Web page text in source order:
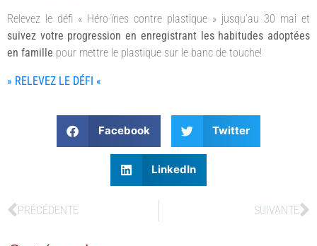
Relevez le défi « Héro·ïnes contre plastique » jusqu’au 30 mai et
suivez votre progression en enregistrant les habitudes adoptées
en famille pour mettre le plastique sur le banc de touche!
» RELEVEZ LE DÉFI «
Facebook Twitter
LinkedIn
PRÉCÉDENTE SUIVANTE